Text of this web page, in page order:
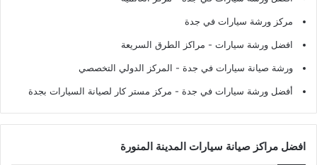
مركز ورشة سيارات في جدة
افضل ورشة سيارات - مراكز الطرق السريعة
ورشة صيانة سيارات في جدة - المركز الدولي التخصصي
أفضل ورشة سيارات في جدة - مركز مستر كار لصيانة السيارات بجدة
افضل مراكز صيانة سيارات المدينة المنورة